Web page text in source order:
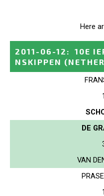
Here
2011-06-12 :
10E
NSKIPPEN
DE
VAN